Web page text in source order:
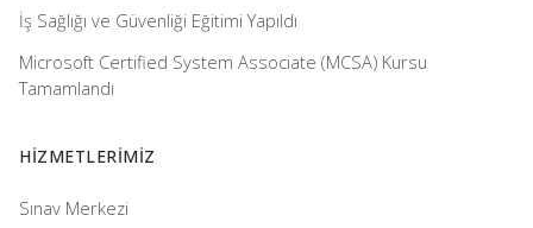
İş Sağlığı ve Güvenliği Eğitimi Yapıldı
Microsoft Certified System Associate (MCSA) Kursu
Tamamlandı
HİZMETLERİMİZ
Sınav Merkezi